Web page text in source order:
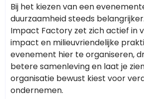
Bij het kiezen van een
duurzaamheid steeds
Impact Factory zet zich actief in
impact en milieuvriendelijke
evenement hier te organiseren,
betere samenleving en laat je
organisatie bewust kiest voor
ondernemen.